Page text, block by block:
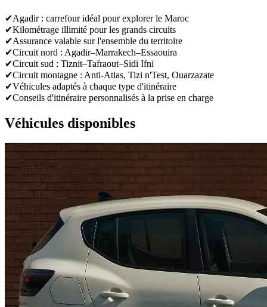
✔Agadir : carrefour idéal pour explorer le Maroc
✔Kilométrage illimité pour les grands circuits
✔Assurance valable sur l'ensemble du territoire
✔Circuit nord : Agadir–Marrakech–Essaouira
✔Circuit sud : Tiznit–Tafraout–Sidi Ifni
✔Circuit montagne : Anti-Atlas, Tizi n'Test, Ouarzazate
✔Véhicules adaptés à chaque type d'itinéraire
✔Conseils d'itinéraire personnalisés à la prise en charge
Véhicules disponibles